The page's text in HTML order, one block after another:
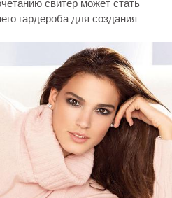
свитер может стать
гардероба для создания